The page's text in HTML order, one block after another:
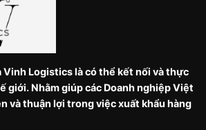
Vinh Logistics là có thể kết nối và thực
giới. Nhằm giúp các Doanh nghiệp Việt
và thuận lợi trong việc xuất khẩu hàng